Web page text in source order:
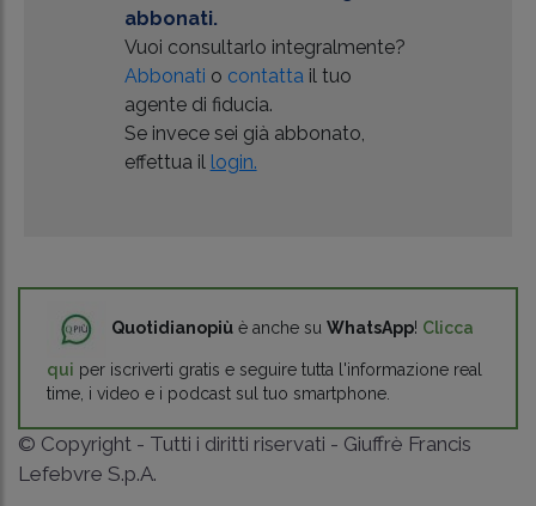
abbonati.
Vuoi consultarlo integralmente?
Abbonati o contattail tuo
agente di fiducia.
Se invece sei già abbonato,
effettua il login.
Quotidianopiù è anche su WhatsApp! Clicca
qui per iscriverti gratis e seguire tutta l'informazione real
time, i video e i podcast sul tuo smartphone.
© Copyright - Tutti i diritti riservati - Giuffrè Francis
Lefebvre S.p.A.